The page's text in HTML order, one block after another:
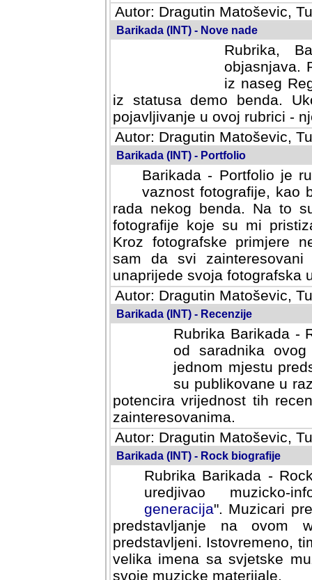
Autor: Dragutin Matoševic,
Barikada (INT) - Nove nade
Rubrika,
objasnjava.
iz naseg
iz statusa demo benda.
pojavljivanje u ovoj rubrici -
Autor: Dragutin Matoševic,
Barikada (INT) - Portfolio
Barikada - Portfolio je
vaznost fotografije, kao
rada nekog benda. Na to
fotografije koje su mi
fotografske primjere
svi zainteresovani
svoja fotografska umijeca.
Autor: Dragutin Matoševic,
Barikada (INT) - Recenzije
Rubrika Barikada -
od saradnika
jednom mjestu
su publikovane u
potencira vrijednost tih
zainteresovanima.
Autor: Dragutin Matoševic,
Barikada (INT) - Rock biografije
Rubrika Barikada -
uredjivao muzicko-
Muzicari predstavljeni u
na ovom web portalu
Istovremeno, tim nacinom
sa svjetske muzicke scene
materijale.